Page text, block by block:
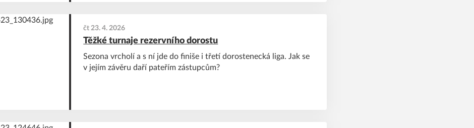
čt 23. 4. 2026
Těžké turnaje rezervního dorostu
Sezona vrcholí a s ní jde do finiše i třetí dorostenecká liga. Jak se
v jejím závěru daří pateřím zástupcům?